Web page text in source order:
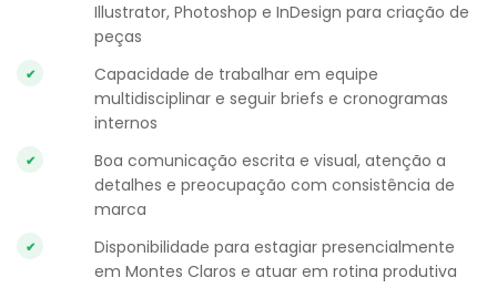
Illustrator, Photoshop e InDesign para criação de
peças
Capacidade de trabalhar em equipe
multidisciplinar e seguir briefs e cronogramas
internos
Boa comunicação escrita e visual, atenção a
detalhes e preocupação com consistência de
marca
Disponibilidade para estagiar presencialmente
em Montes Claros e atuar em rotina produtiva